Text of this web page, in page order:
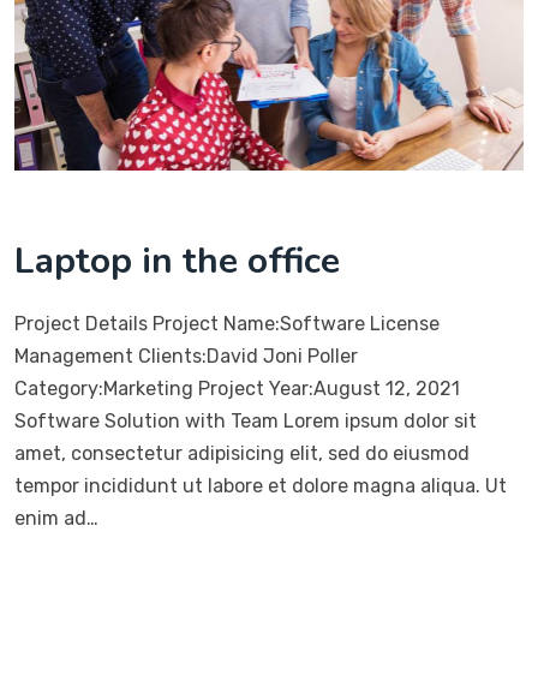
Laptop in the office
Project Details Project Name:Software License
Management Clients:David Joni Poller
Category:Marketing Project Year:August 12, 2021
Software Solution with Team Lorem ipsum dolor sit
amet, consectetur adipisicing elit, sed do eiusmod
tempor incididunt ut labore et dolore magna aliqua. Ut
enim ad…